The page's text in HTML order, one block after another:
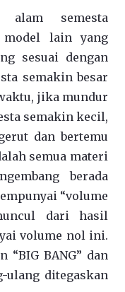
alam semesta
model lain yang
sesuai dengan
semakin besar
jika mundur
semakin kecil,
dan bertemu
semua materi
berada
“volume
dari hasil
volume nol ini.
“BIG BANG” dan
ulang ditegaskan